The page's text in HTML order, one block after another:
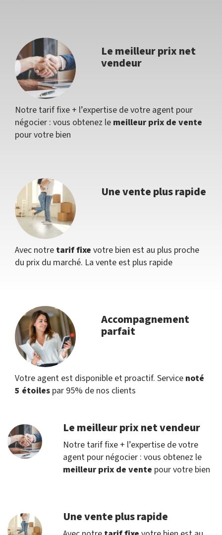
Le meilleur prix net
vendeur
Notre tarif fixe + l’expertise de votre agent pour
négocier : vous obtenez le meilleur prix de vente
pour votre bien
Une vente plus rapide
Avec notre tarif fixe votre bien est au plus proche
du prix du marché. La vente est plus rapide
Accompagnement
parfait
Votre agent est disponible et proactif. Service noté
5 étoiles par 95% de nos clients
Le meilleur prix net vendeur
Notre tarif fixe + l’expertise de votre
agent pour négocier : vous obtenez le
meilleur prix de vente pour votre bien
Une vente plus rapide